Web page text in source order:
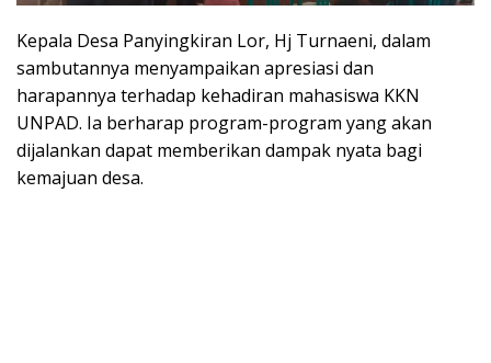
Kepala Desa Panyingkiran Lor, Hj Turnaeni, dalam
sambutannya menyampaikan apresiasi dan
harapannya terhadap kehadiran mahasiswa KKN
UNPAD. Ia berharap program-program yang akan
dijalankan dapat memberikan dampak nyata bagi
kemajuan desa.